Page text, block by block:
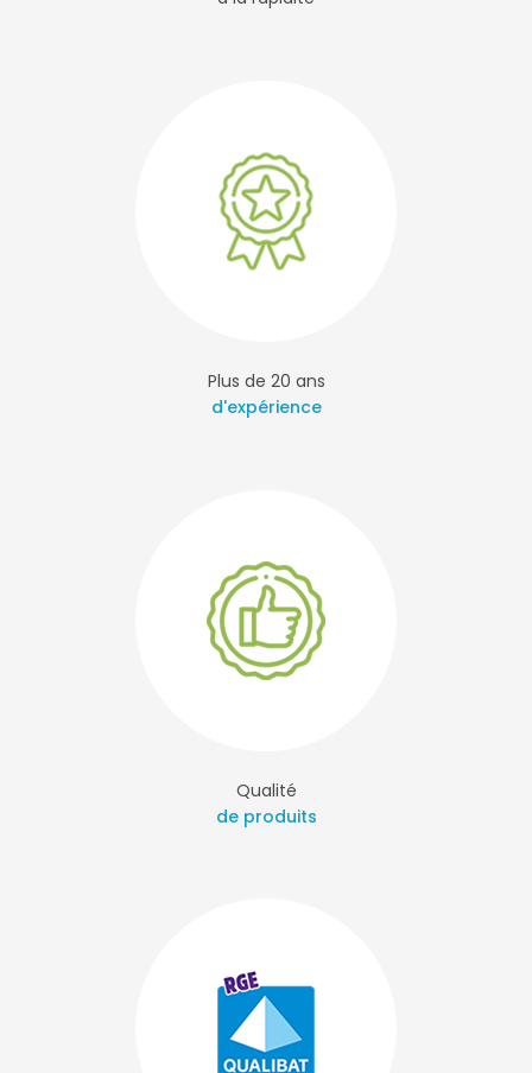
Plus de 20 ans
d'expérience
Qualité
de produits